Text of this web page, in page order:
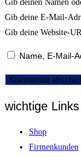
Gib deinen Namen
Gib deine E-Mail-
Gib deine Website-
Name, E-Mail-
wichtige Links
Shop
Firmenkunden